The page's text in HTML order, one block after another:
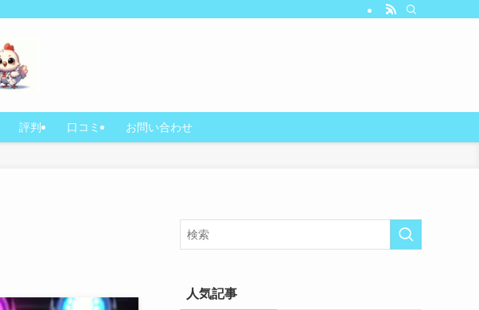
評判 口コミ お問い合わせ
人気記事